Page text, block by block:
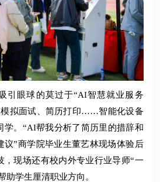
引眼球的莫过于“AI智慧就业服务
模拟面试、简历打印……智能化设备
学。“AI帮我分析了简历里的措辞和
议”商学院毕业生董艺林现场体验后
，现场还有校内外专业行业导师“一
助学生厘清职业方向。